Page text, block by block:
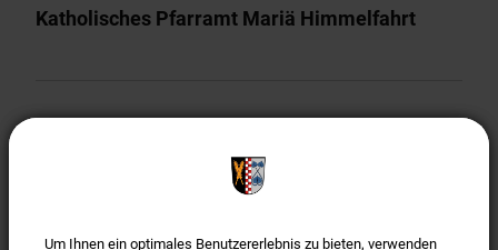
Katholisches Pfarramt Mariä Himmelfahrt
Um Ihnen ein optimales Benutzererlebnis zu bieten, verwenden
Um Ihnen ein optimales Benutzererlebnis zu bieten, verwenden